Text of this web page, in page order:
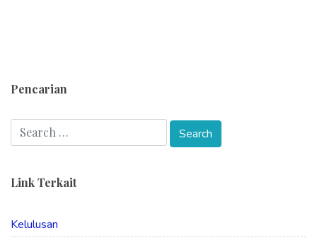
Pencarian
Link Terkait
Kelulusan